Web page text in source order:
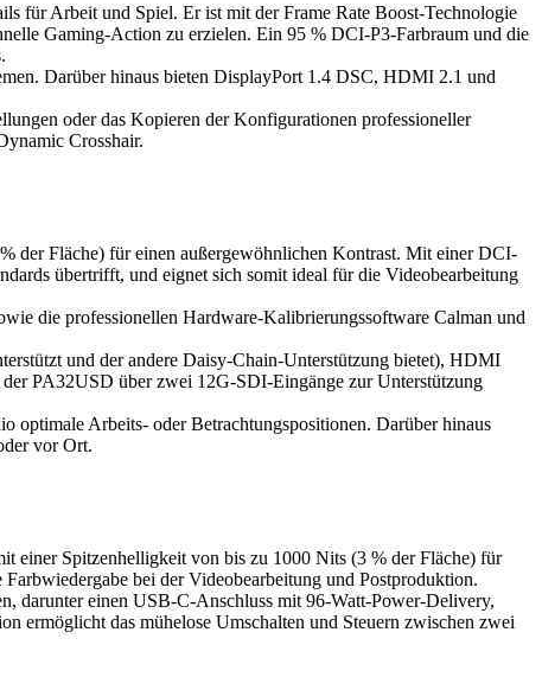
für Arbeit und Spiel. Er ist mit der Frame Rate Boost-Technologie
Gaming-Action zu erzielen. Ein 95 % DCI-P3-Farbraum und die
Darüber hinaus bieten DisplayPort 1.4 DSC, HDMI 2.1 und
oder das Kopieren der Konfigurationen professioneller
Crosshair.
Fläche) für einen außergewöhnlichen Kontrast. Mit einer DCI-
übertrifft, und eignet sich somit ideal für die Videobearbeitung
die professionellen Hardware-Kalibrierungssoftware Calman und
und der andere Daisy-Chain-Unterstützung bietet), HDMI
PA32USD über zwei 12G-SDI-Eingänge zur Unterstützung
optimale Arbeits- oder Betrachtungspositionen. Darüber hinaus
vor Ort.
Spitzenhelligkeit von bis zu 1000 Nits (3 % der Fläche) für
bei der Videobearbeitung und Postproduktion.
darunter einen USB-C-Anschluss mit 96-Watt-Power-Delivery,
das mühelose Umschalten und Steuern zwischen zwei